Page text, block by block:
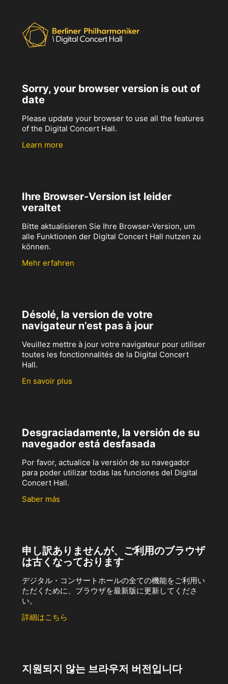
Sorry, your browser version is out of
date
Please update your browser to use all the features
of the Digital Concert Hall.
Learn more
Ihre Browser-Version ist leider
veraltet
Bitte aktualisieren Sie Ihre Browser-Version, um
alle Funktionen der Digital Concert Hall nutzen zu
können.
Mehr erfahren
Désolé, la version de votre
navigateur n’est pas à jour
Veuillez mettre à jour votre navigateur pour utiliser
toutes les fonctionnalités de la Digital Concert
Hall.
En savoir plus
Desgraciadamente, la versión de su
navegador está desfasada
Por favor, actualice la versión de su navegador
para poder utilizar todas las funciones del Digital
Concert Hall.
Saber más
申し訳ありませんが、ご利用のブラウザ
は古くなっております
デジタル・コンサートホールの全ての機能をご利用い
ただくために、ブラウザを最新版に更新してくださ
い。
詳細はこちら
지원되지 않는 브라우저 버전입니다